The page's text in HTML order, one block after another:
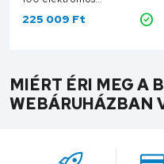
vízmelegítő, 100 literes
3629065
225 009 Ft
MIÉRT ÉRI MEG A
WEBÁRUHÁZBAN